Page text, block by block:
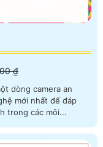
00 ₫
dòng camera an
mới nhất để đáp
trong các môi...